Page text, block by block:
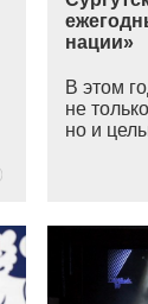
нации»
В этом
не
но и